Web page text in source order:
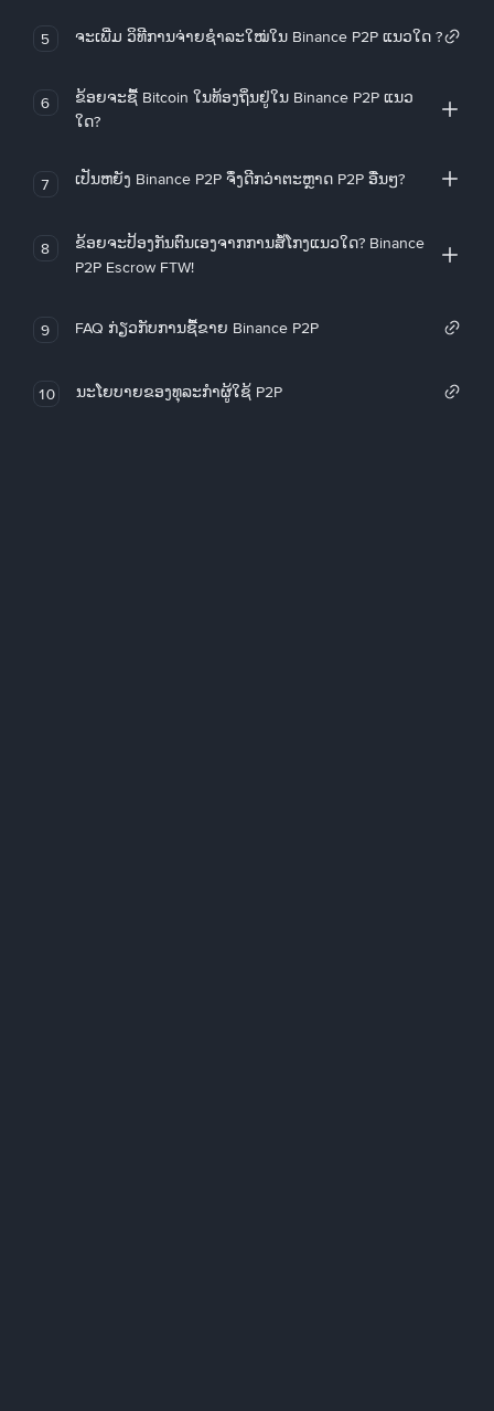
5 ຈະເພີ່ມ ວິທີການຈ່າຍຊຳລະໃໝ່ໃນ Binance P2P ແນວໃດ ?
6
ຂ້ອຍຈະຊື້ Bitcoin ໃນທ້ອງຖິ່ນຢູ່ໃນ Binance P2P ແນວ
ໃດ?
7 ເປັນຫຍັງ Binance P2P ຈຶ່ງດີກວ່າຕະຫຼາດ P2P ອື່ນໆ?
8
ຂ້ອຍຈະປ້ອງກັນຕົນເອງຈາກການສໍ້ໂກງແນວໃດ? Binance
P2P Escrow FTW!
9 FAQ ກ່ຽວກັບການຊື້ຂາຍ Binance P2P
10 ນະໂຍບາຍຂອງທຸລະກໍາຜູ້ໃຊ້ P2P